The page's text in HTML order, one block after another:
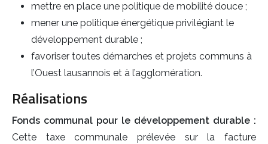
mettre en place une politique de mobilité douce ;
mener une politique énergétique privilégiant le
développement durable ;
favoriser toutes démarches et projets communs à
l’Ouest lausannois et à l’agglomération.
Réalisations
Fonds communal pour le développement durable :
Cette taxe communale prélevée sur la facture